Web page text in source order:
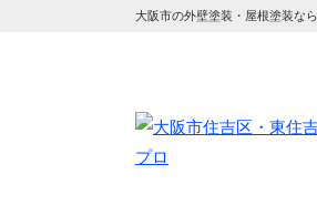
大阪市の外壁塗装・屋根塗装な